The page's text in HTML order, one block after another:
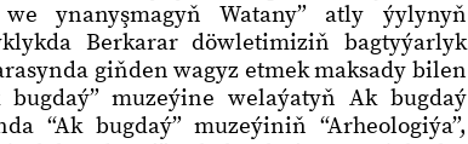
ynanyşmagyň Watany” atly ýylynyň
Berkarar döwletimiziň bagtyýarlyk
giňden wagyz etmek maksady bilen
muzeýine welaýatyň Ak bugdaý
“Ak bugdaý” muzeýiniň “Arheologiýa”,